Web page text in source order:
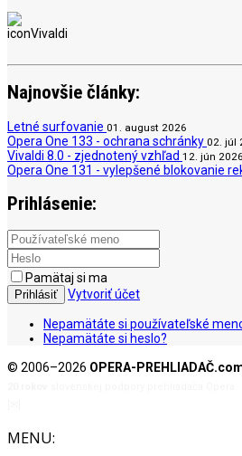
Najnovšie články:
Letné surfovanie 01. august 2026
Opera One 133 - ochrana schránky 02. júl
Vivaldi 8.0 - zjednotený vzhľad 12. jún 2026
Opera One 131 - vylepšené blokovanie
Prihlásenie:
Pamätaj si ma
Prihlásiť Vytvoriť účet
Nepamätáte si používateľské
Nepamätáte si heslo?
© 2006–2026 OPERA-
MENU: